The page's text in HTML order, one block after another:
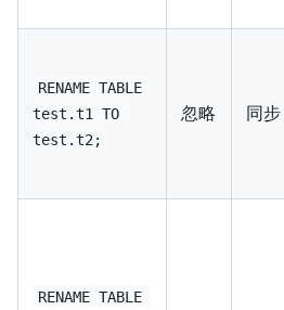
RENAME TABLE
test.t1 TO
test.t2;
忽略 同步
RENAME TABLE